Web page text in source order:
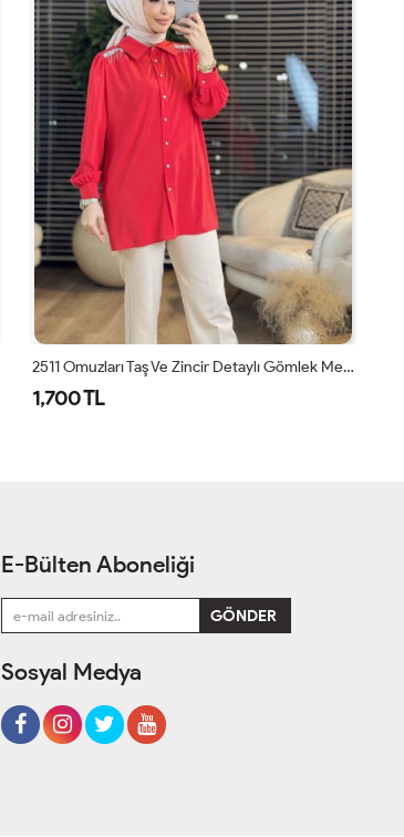
2511 Omuzları Taş Ve Zincir Detaylı Gömlek Mercan
1,700 TL
E-Bülten Aboneliği
Sosyal Medya